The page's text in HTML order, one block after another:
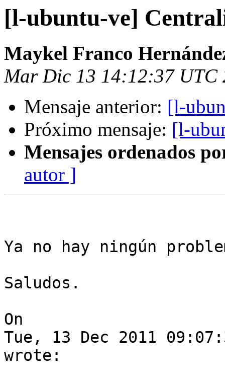
[l-ubuntu-ve]
Maykel Franco
Mar Dic 13 14:12:37 UTC
Mensaje anterior: [l-
Próximo mensaje: [l-
Mensajes ordenados
autor ]
Ya no hay ningún
Saludos.
On
Tue, 13 Dec 2011
wrote: